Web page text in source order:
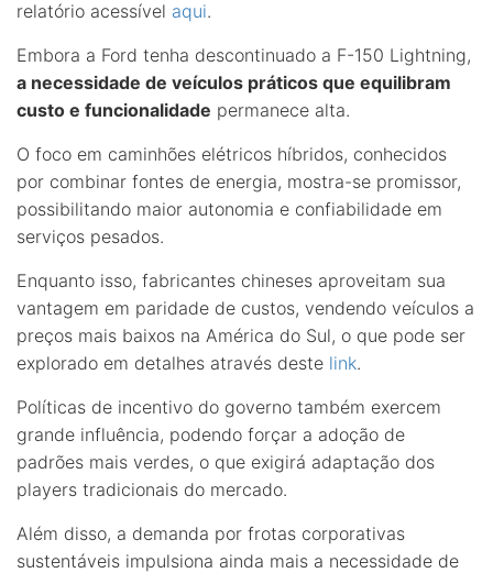
relatório acessível aqui.
Embora a Ford tenha descontinuado a F-150 Lightning,
a necessidade de veículos práticos que equilibram
custo e funcionalidade permanece alta.
O foco em caminhões elétricos híbridos, conhecidos
por combinar fontes de energia, mostra-se promissor,
possibilitando maior autonomia e confiabilidade em
serviços pesados.
Enquanto isso, fabricantes chineses aproveitam sua
vantagem em paridade de custos, vendendo veículos a
preços mais baixos na América do Sul, o que pode ser
explorado em detalhes através deste link.
Políticas de incentivo do governo também exercem
grande influência, podendo forçar a adoção de
padrões mais verdes, o que exigirá adaptação dos
players tradicionais do mercado.
Além disso, a demanda por frotas corporativas
sustentáveis impulsiona ainda mais a necessidade de